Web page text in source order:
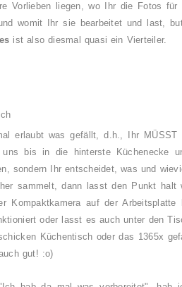
Vorlieben liegen, wo Ihr die Fotos für
womit Ihr sie bearbeitet und last,
ist also diesmal quasi ein Vierteiler.
erlaubt was gefällt, d.h., Ihr MÜSST
uns bis in die hinterste Küchenecke
sondern Ihr entscheidet, was und
sammelt, dann lasst den Punkt halt
Kompaktkamera auf der
oder lasst es auch unter den
Küchentisch oder das 1365x
gut! :o)